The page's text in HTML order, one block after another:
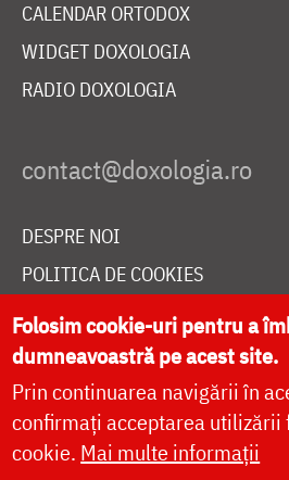
CALENDAR ORTODOX
WIDGET DOXOLOGIA
RADIO DOXOLOGIA
DESPRE NOI
POLITICA DE COOKIES
DONEAZĂ ONLINE PENTRU
LIVE
Folosim cookie-uri pentru a
dumneavoastră pe acest site.
Prin continuarea navigării în
confirmați acceptarea utilizării
cookie. Mai multe informații